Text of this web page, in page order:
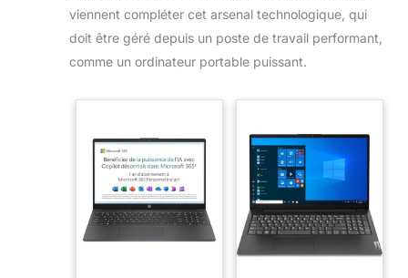
viennent compléter cet arsenal technologique, qui
doit être géré depuis un poste de travail performant,
comme un ordinateur portable puissant.